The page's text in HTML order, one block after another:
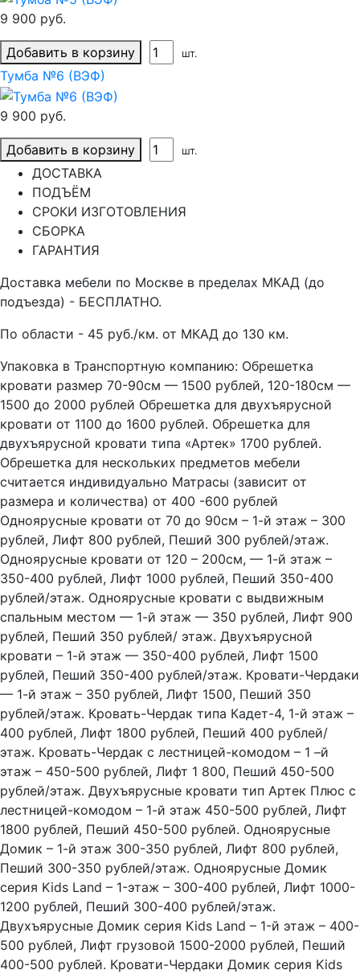
9 900 руб.
Добавить в корзину шт.
Тумба №6 (ВЭФ)
9 900 руб.
Добавить в корзину шт.
ДОСТАВКА
ПОДЪЁМ
СРОКИ ИЗГОТОВЛЕНИЯ
СБОРКА
ГАРАНТИЯ
Доставка мебели по Москве в пределах МКАД (до
подъезда) - БЕСПЛАТНО.
По области - 45 руб./км. от МКАД до 130 км.
Упаковка в Транспортную компанию: Обрешетка
кровати размер 70-90см — 1500 рублей, 120-180см —
1500 до 2000 рублей Обрешетка для двухъярусной
кровати от 1100 до 1600 рублей. Обрешетка для
двухъярусной кровати типа «Артек» 1700 рублей.
Обрешетка для нескольких предметов мебели
считается индивидуально Матрасы (зависит от
размера и количества) от 400 -600 рублей
Одноярусные кровати от 70 до 90см – 1-й этаж – 300
рублей, Лифт 800 рублей, Пеший 300 рублей/этаж.
Одноярусные кровати от 120 – 200см, — 1-й этаж –
350-400 рублей, Лифт 1000 рублей, Пеший 350-400
рублей/этаж. Одноярусные кровати с выдвижным
спальным местом — 1-й этаж — 350 рублей, Лифт 900
рублей, Пеший 350 рублей/ этаж. Двухъярусной
кровати – 1-й этаж — 350-400 рублей, Лифт 1500
рублей, Пеший 350-400 рублей/этаж. Кровати-Чердаки
— 1-й этаж – 350 рублей, Лифт 1500, Пеший 350
рублей/этаж. Кровать-Чердак типа Кадет-4, 1-й этаж –
400 рублей, Лифт 1800 рублей, Пеший 400 рублей/
этаж. Кровать-Чердак с лестницей-комодом – 1 –й
этаж – 450-500 рублей, Лифт 1 800, Пеший 450-500
рублей/этаж. Двухъярусные кровати тип Артек Плюс с
лестницей-комодом – 1-й этаж 450-500 рублей, Лифт
1800 рублей, Пеший 450-500 рублей. Одноярусные
Домик – 1-й этаж 300-350 рублей, Лифт 800 рублей,
Пеший 300-350 рублей/этаж. Одноярусные Домик
серия Kids Land – 1-этаж – 300-400 рублей, Лифт 1000-
1200 рублей, Пеший 300-400 рублей/этаж.
Двухъярусные Домик серия Kids Land – 1-й этаж – 400-
500 рублей, Лифт грузовой 1500-2000 рублей, Пеший
400-500 рублей. Кровати-Чердаки Домик серия Kids